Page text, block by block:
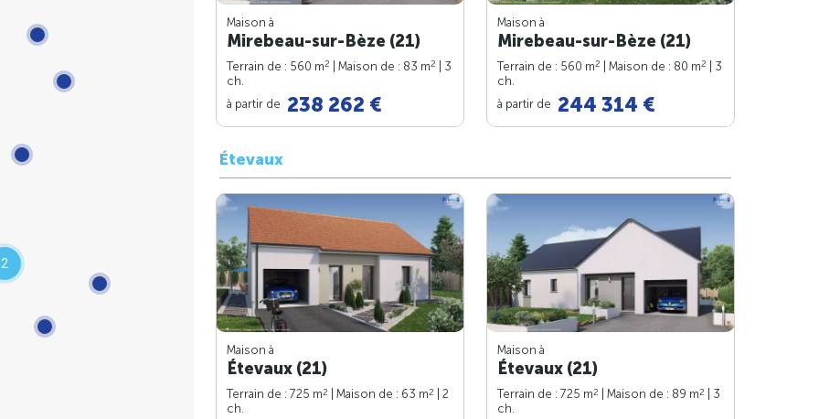
2
Maison à
Mirebeau-sur-Bèze (21)
Terrain de : 560 m2 | Maison de : 83 m2
| 3
ch.
à partir de 238 262 €
Maison à
Mirebeau-sur-Bèze (21)
Terrain de : 560 m2 | Maison de : 80 m2
| 3
ch.
à partir de 244 314 €
Étevaux
Maison à
Étevaux (21)
Terrain de : 725 m2 | Maison de : 63 m2
| 2
ch.
Maison à
Étevaux (21)
Terrain de : 725 m2 | Maison de : 89 m2
| 3
ch.